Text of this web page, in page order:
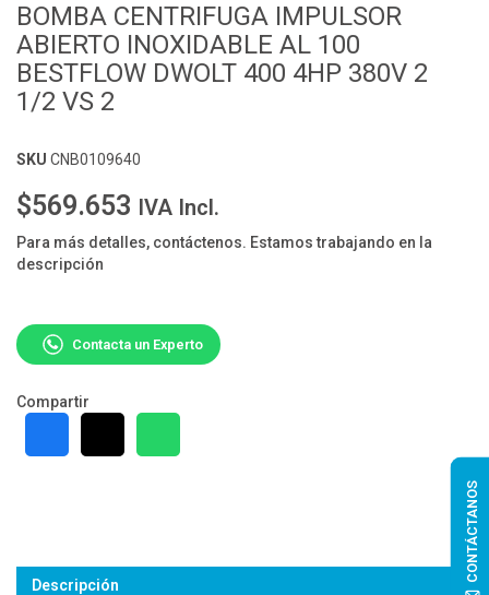
BOMBA CENTRIFUGA IMPULSOR
ABIERTO INOXIDABLE AL 100
BESTFLOW DWOLT 400 4HP 380V 2
1/2 VS 2
SKU CNB0109640
$569.653 IVA Incl.
Para más detalles, contáctenos. Estamos trabajando en la
descripción
Contacta un Experto
Compartir
Descripción
CONTÁCTANOS